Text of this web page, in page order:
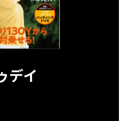
デイ